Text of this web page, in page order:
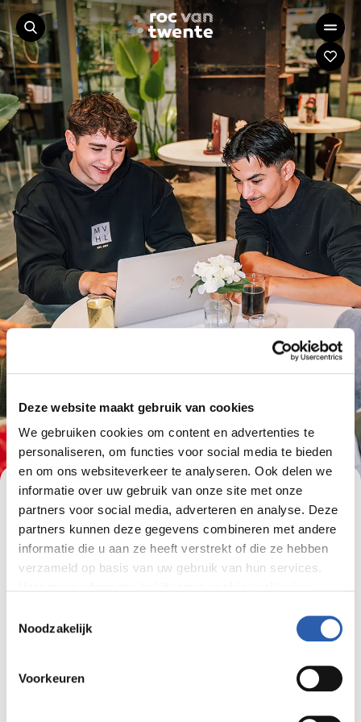
Deze website maakt gebruik van cookies
We gebruiken cookies om content en advertenties te
personaliseren, om functies voor social media te bieden
en om ons websiteverkeer te analyseren. Ook delen we
informatie over uw gebruik van onze site met onze
partners voor social media, adverteren en analyse. Deze
partners kunnen deze gegevens combineren met andere
informatie die u aan ze heeft verstrekt of die ze hebben
verzameld op basis van uw gebruik van hun services.
We werken samen met
die uw gegevens
Noodzakelijk
Voorkeuren
Keuzedelen
Naast standaard vakken als Nederlands en
rekenen kun je ook een heleboel vakken zelf
Maak je diploma
uniek